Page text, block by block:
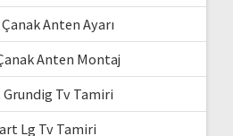
Anten Ayarı
Anten Montaj
Grundig Tv Tamiri
Lg Tv Tamiri